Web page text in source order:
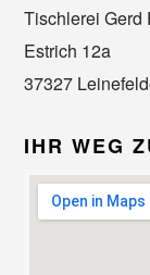
Tischlerei Gerd
Estrich 12a
37327
IHR WEG